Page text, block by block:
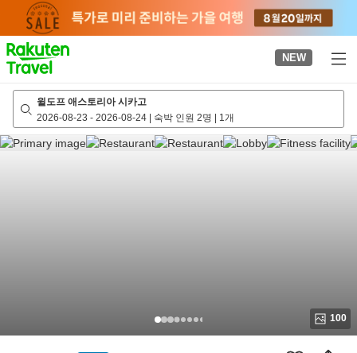
page
NEW
윌도프 애스토리아 시카고
2026-08-23 - 2026-08-24 | 숙박 인원 2명 | 1개
100